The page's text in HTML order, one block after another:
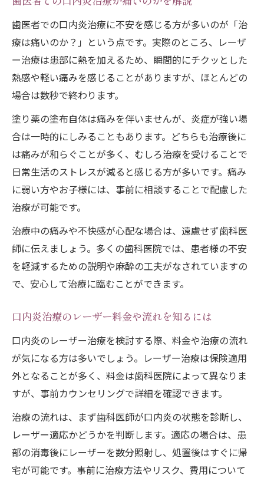
歯医者での口内炎治療に不安を感じる方が多いのが「治
療は痛いのか？」という点です。実際のところ、レーザ
ー治療は患部に熱を加えるため、瞬間的にチクッとした
熱感や軽い痛みを感じることがありますが、ほとんどの
場合は数秒で終わります。
塗り薬の塗布自体は痛みを伴いませんが、炎症が強い場
合は一時的にしみることもあります。どちらも治療後に
は痛みが和らぐことが多く、むしろ治療を受けることで
日常生活のストレスが減ると感じる方が多いです。痛み
に弱い方やお子様には、事前に相談することで配慮した
治療が可能です。
治療中の痛みや不快感が心配な場合は、遠慮せず歯科医
師に伝えましょう。多くの歯科医院では、患者様の不安
を軽減するための説明や麻酔の工夫がなされていますの
で、安心して治療に臨むことができます。
口内炎治療のレーザー料金や流れを知るには
口内炎のレーザー治療を検討する際、料金や治療の流れ
が気になる方は多いでしょう。レーザー治療は保険適用
外となることが多く、料金は歯科医院によって異なりま
すが、事前カウンセリングで詳細を確認できます。
治療の流れは、まず歯科医師が口内炎の状態を診断し、
レーザー適応かどうかを判断します。適応の場合は、患
部の消毒後にレーザーを数分照射し、処置後はすぐに帰
宅が可能です。事前に治療方法やリスク、費用について